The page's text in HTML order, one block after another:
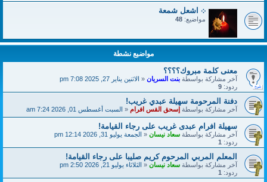
܀ اشعل شمعة
مواضيع: 48
مواضيع نشطة
معنى كلمة مبروك؟؟؟؟
آخر مشاركة بواسطة بنت السريان « الاثنين يناير 27, 2025 7:08 pm
ردود: 9
دفنة المرحومة سهيلة عبدي غريب!
آخر مشاركة بواسطة إسحق القس افرام « السبت أغسطس 01, 2026 7:24 am
سهيلة افرام عبدى غريب على رجاء القيامة!
آخر مشاركة بواسطة سعاد نيسان « الجمعة يوليو 31, 2026 12:14 pm
ردود: 1
المعلم المربي المرحوم كريم صليبا على رجاء القيامة!
آخر مشاركة بواسطة سعاد نيسان « الثلاثاء يوليو 21, 2026 2:50 pm
ردود: 1